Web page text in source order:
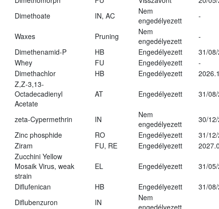
Dimethoate
IN, AC
Nem
engedélyezett
-
Waxes Pruning
Nem
engedélyezett
-
Dimethenamid-P
HB Engedélyezett
31/
Whey
FU Engedélyezett
-
Dimethachlor
HB Engedélyezett
Z,Z-3,13-
Octadecadienyl
Acetate
AT Engedélyezett 31/
zeta-Cypermethrin IN
Nem
engedélyezett
30/
Zinc phosphide
RO Engedélyezett
31/
Ziram
FU, RE Engedélyezett
Zucchini Yellow
Mosaik Virus, weak
strain
EL Engedélyezett 31/
Diflufenican HB Engedélyezett
31/
Diflubenzuron
IN
Nem